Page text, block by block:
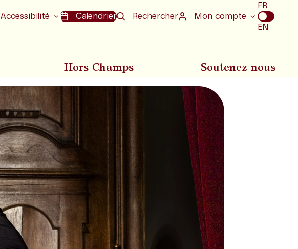
Accessibilité Calendrier Rechercher Mon compte
Choix
de
la
FR
EN
Hors-Champs Soutenez-nous
Diapositive